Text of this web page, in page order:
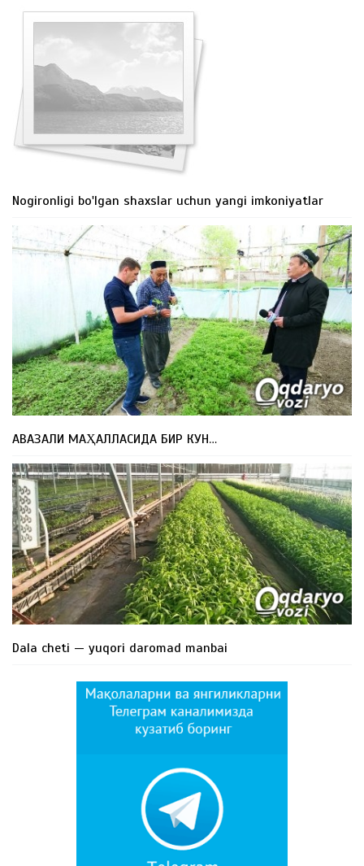
Nogironligi bo'lgan shaxslar uchun yangi imkoniyatlar
АВАЗАЛИ МАҲАЛЛАСИДА БИР КУН…
Dala cheti — yuqori daromad manbai